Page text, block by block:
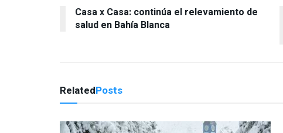
Casa x Casa: continúa el relevamiento de
salud en Bahía Blanca
RelatedPosts